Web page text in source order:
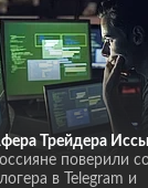
Трейдера
поверили
в Telegram и